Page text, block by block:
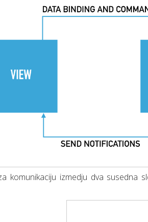
SQL osnovne naredbe (upiti)
a za web developere
Razvoj mobilnih aplikacija
Hibridne mobilne aplikacije
komunikaciju izmedju dva susedna